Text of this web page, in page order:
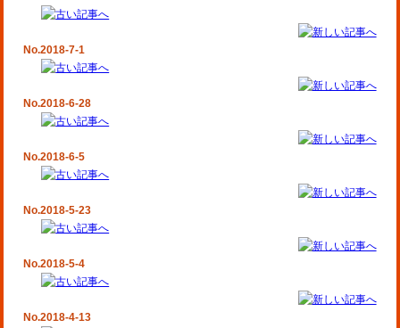
No.2018-7-1
No.2018-6-28
No.2018-6-5
No.2018-5-23
No.2018-5-4
No.2018-4-13